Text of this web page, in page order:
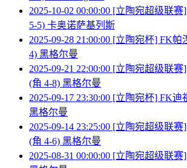
2025-10-02 00:00:00 [立陶宛超级联
5-5) 卡奥诺萨基列斯
2025-09-28 21:00:00 [立陶宛杯] FK帕
4) 黑格尔曼
2025-09-21 22:00:00 [立陶宛超级联
(角 4-8) 黑格尔曼
2025-09-17 23:30:00 [立陶宛杯] FK迪
黑格尔曼
2025-09-14 23:25:00 [立陶宛超级联赛
(角 4-6) 黑格尔曼
2025-08-31 00:00:00 [立陶宛超级联